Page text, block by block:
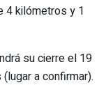
4 kilómetros y 1
su cierre el 19
a confirmar).